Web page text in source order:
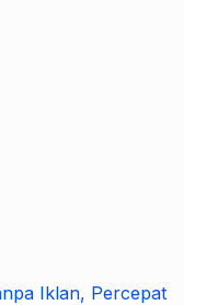
Iklan, Percepat